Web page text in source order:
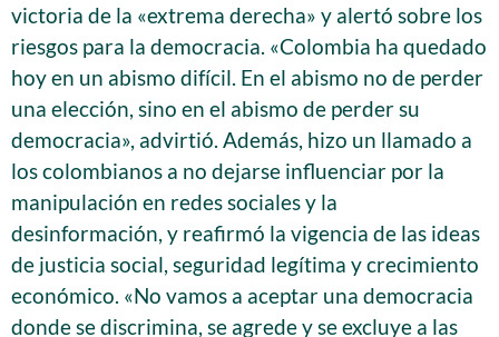
victoria de la «extrema derecha» y alertó sobre los
riesgos para la democracia. «Colombia ha quedado
hoy en un abismo difícil. En el abismo no de perder
una elección, sino en el abismo de perder su
democracia», advirtió. Además, hizo un llamado a
los colombianos a no dejarse influenciar por la
manipulación en redes sociales y la
desinformación, y reafirmó la vigencia de las ideas
de justicia social, seguridad legítima y crecimiento
económico. «No vamos a aceptar una democracia
donde se discrimina, se agrede y se excluye a las